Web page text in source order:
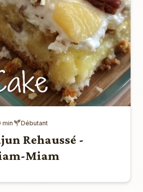
min Débutant
Rehaussé -
Miam